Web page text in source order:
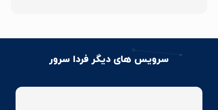
سرویس های دیگر فردا سرور